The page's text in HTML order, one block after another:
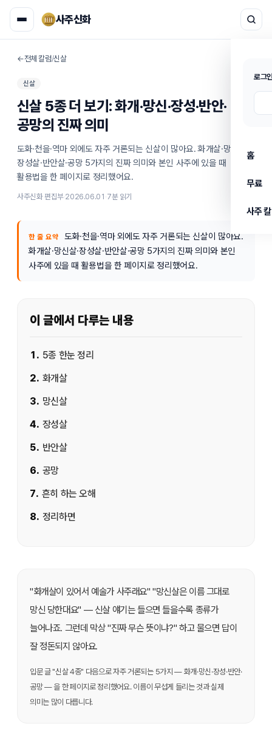
사주신화
로그
홈
무료
사주
←전체 칼럼/신살
신살
신살 5종 더 보기: 화개·망신·장성·반안·
공망의 진짜 의미
도화·천을·역마 외에도 자주 거론되는 신살이 많아요. 화개살·망신살·
장성살·반안살·공망 5가지의 진짜 의미와 본인 사주에 있을 때
활용법을 한 페이지로 정리했어요.
사주신화 편집부·2026.06.01 ·7분 읽기
한 줄 요약
도화·천을·역마 외에도 자주 거론되는 신살이 많아요.
화개살·망신살·장성살·반안살·공망 5가지의 진짜 의미와 본인
사주에 있을 때 활용법을 한 페이지로 정리했어요.
이 글에서 다루는 내용
1 . 5종 한눈 정리
2. 화개살
3. 망신살
4. 장성살
5. 반안살
6. 공망
7. 흔히 하는 오해
8. 정리하면
"화개살이 있어서 예술가 사주래요" "망신살은 이름 그대로
망신 당한대요" — 신살 얘기는 들으면 들을수록 종류가
늘어나죠. 그런데 막상 "진짜 무슨 뜻이냐?" 하고 물으면 답이
잘 정돈되지 않아요.
입문 글 "신살 4종" 다음으로 자주 거론되는 5가지 — 화개·망신·장성·반안·
공망 — 을 한 페이지로 정리했어요. 이름이 무섭게 들리는 것과 실제
의미는 많이 다릅니다.